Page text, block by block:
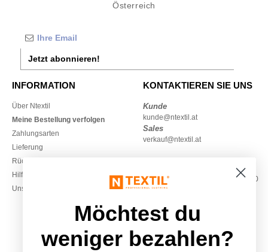
Österreich
Jetzt abonnieren!
INFORMATION
Über Ntextil
Meine Bestellung verfolgen
Zahlungsarten
Lieferung
Rückerstattungen / Rückgaben
Hilfe & FAQs
Unsere Engagements
KONTAKTIEREN SIE UNS
Kunde
kunde@ntextil.at
Sales
verkauf@ntextil.at
Montag – Donnerstag: 10:00–13:00
& 14:00–17:30
Freitag: 10:00–14:00
Möchtest du
weniger bezahlen?